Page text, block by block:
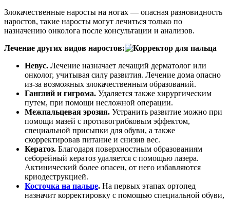
Злокачественные наросты на ногах — опасная разновидность
наростов, такие наросты могут лечиться только по
назначению онколога после консультации и анализов.
Лечение других видов наростов:
Невус. Лечение назначает лечащий дерматолог или
онколог, учитывая силу развития. Лечение дома опасно
из-за возможных злокачественным образований.
Ганглий и гигрома. Удаляется также хирургическим
путем, при помощи несложной операции.
Межпальцевая эрозия. Устранить развитие можно при
помощи мазей с противогрибковым эффектом,
специальной присыпки для обуви, а также
скорректировав питание и снизив вес.
Кератоз. Благодаря поверхностным образованиям
себорейный кератоз удаляется с помощью лазера.
Актинический более опасен, от него избавляются
криодеструкцией.
Косточка на пальце. На первых этапах ортопед
назначит корректировку с помощью специальной обуви,